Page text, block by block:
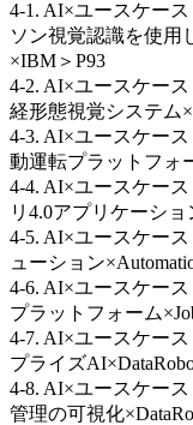
4-1. AI×ユースケー
ソン視覚認識を使用
×IBM＞P93
4-2. AI×ユースケー
経形態視覚システム
4-3. AI×ユースケー
動運転プラットフォ
4-4. AI×ユースケー
リ4.0アプリケーシ
4-5. AI×ユースケー
ューション
4-6. AI×ユースケー
プラットフォーム
4-7. AI×ユースケー
プライズ
4-8. AI×ユースケー
管理の可視化